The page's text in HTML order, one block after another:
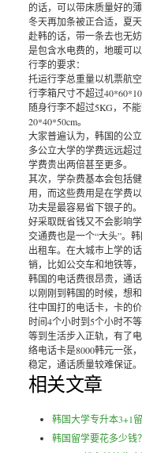
的话，可以带床质量好的
冬天再加条被正合适，夏
赴韩的话，带一条去也无
是包含水电费的，地暖可
行李的要求：
托运行李总重量以机票航
行李箱尺寸不超过
随身行李不超过5KG，不
20*40*50cm。
大家普遍认为，韩国的公
多公立大学的学费远远超
学费贵出两倍甚至更多。
其次，学杂费基本会包括
用，而这些费用是在学费
功夫是最容易省下银子的
好采取既省钱又不会影响
交通费也是一个“大头”。
出租车。在大城市上学的
销，比如公交车和地铁等
韩国的电话费很昂贵，通
以刚刚到韩国的时候，想
往中国打的电话卡，卡的
时间4个小时到5个小时不等
等到生活步入正轨，有了
络电话卡是8000韩元一张
稳定，通话质量较难保证。
相关文章
韩国大学专升本3+1
韩国留学要花多少钱？